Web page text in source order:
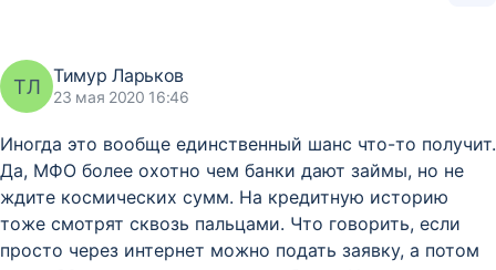
ТЛ Тимур Ларьков
23 мая 2020 16:46
Иногда это вообще единственный шанс что-то получит.
Да, МФО более охотно чем банки дают займы, но не
ждите космических сумм. На кредитную историю
тоже смотрят сквозь пальцами. Что говорить, если
просто через интернет можно подать заявку, а потом